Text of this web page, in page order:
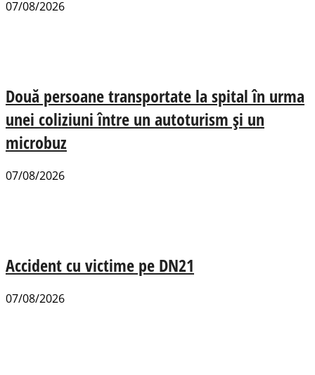
07/08/2026
Două persoane transportate la spital în urma
unei coliziuni între un autoturism și un
microbuz
07/08/2026
Accident cu victime pe DN21
07/08/2026